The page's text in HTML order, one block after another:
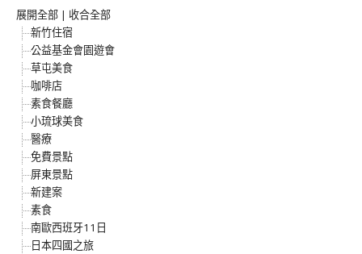
展開全部 | 收合全部
新竹住宿
公益基金會園遊會
草屯美食
咖啡店
素食餐廳
小琉球美食
醫療
免費景點
屏東景點
新建案
素食
南歐西班牙11日
日本四國之旅